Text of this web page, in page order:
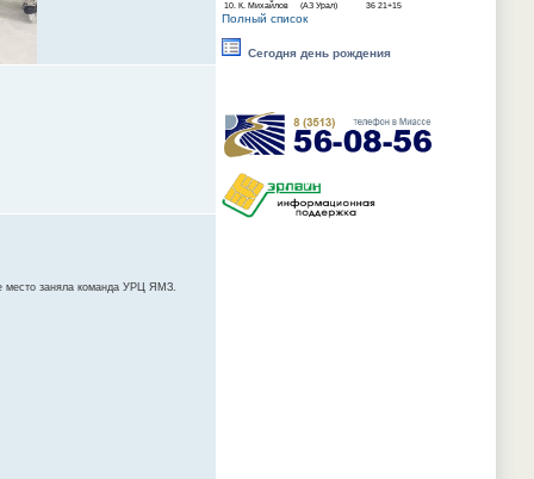
место заняла команда УРЦ ЯМЗ.
10.
К. Михайлов (АЗ Урал) 36 21+15
Полный список
Сегодня день рождения